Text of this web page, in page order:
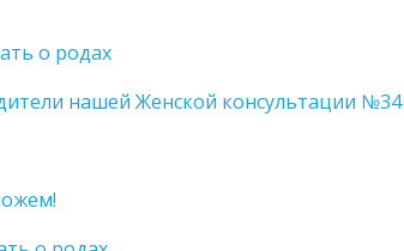
о родах
нашей Женской консультации №34